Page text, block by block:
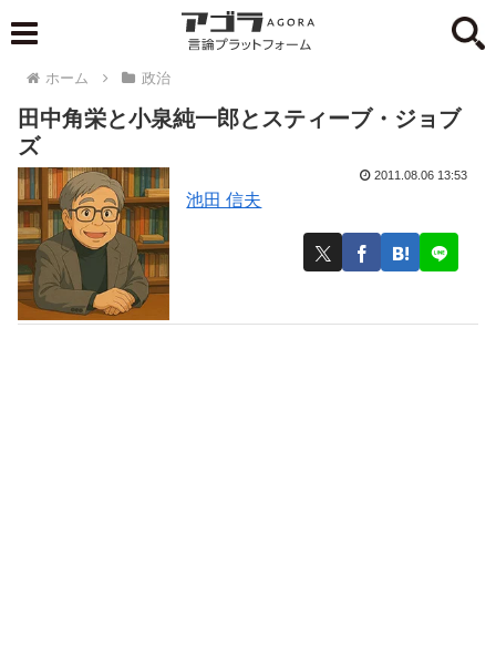
ホーム 政治
田中角栄と小泉純一郎とスティーブ・ジョブ
ズ
池田 信夫
2011.08.06 13:53